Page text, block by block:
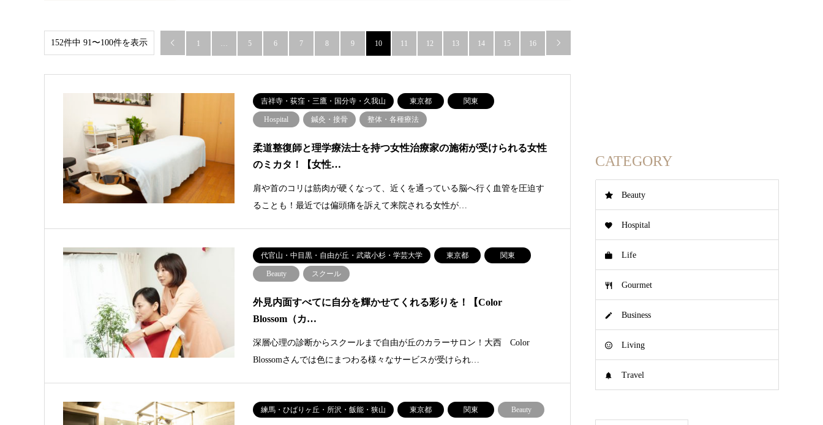
152件中 91〜100件を表示  1 … 5 6 7 8 9 10 11 12 13 14 15 16 
吉祥寺・荻窪・三鷹・国分寺・久我山 東京都 関東
Hospital 鍼灸・接骨 整体・各種療法
柔道整復師と理学療法士を持つ女性治療家の施術が受けられる女性
のミカタ！【女性…
肩や首のコリは筋肉が硬くなって、近くを通っている脳へ行く血管を圧迫す
ることも！最近では偏頭痛を訴えて来院される女性が…
代官山・中目黒・自由が丘・武蔵小杉・学芸大学 東京都 関東
Beauty スクール
外見内面すべてに自分を輝かせてくれる彩りを！【Color
Blossom（カ…
深層心理の診断からスクールまで自由が丘のカラーサロン！大西 Color
Blossomさんでは色にまつわる様々なサービスが受けられ…
練馬・ひばりヶ丘・所沢・飯能・狭山 東京都 関東 Beauty
CATEGORY
Beauty
Hospital
Life
Gourmet
Business
Living
Travel